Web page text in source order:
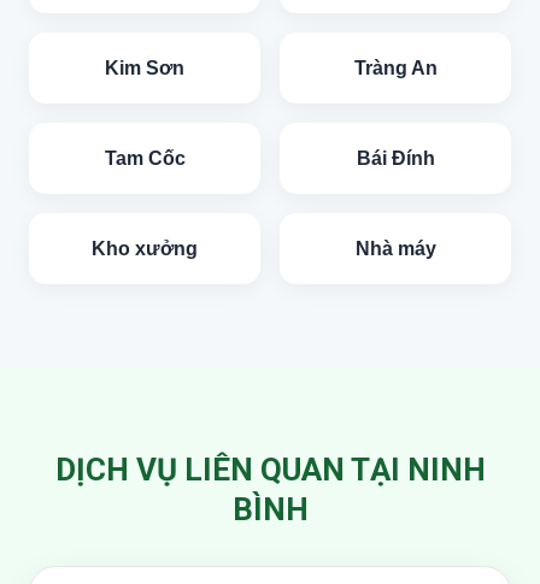
Kim Sơn Tràng An
Tam Cốc Bái Đính
Kho xưởng Nhà máy
DỊCH VỤ LIÊN QUAN TẠI NINH
BÌNH